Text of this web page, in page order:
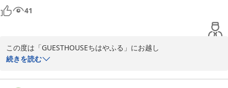
感じていただけて嬉しい限りです。
今回はご夫婦お二人でのご利用でしたが、ぜひ次回はご家族さまで
皆さまでまた違った楽しみ方とゆったりお過ごしいただけましたら
幸いです。
41
この度は「GUESTHOUSEちはやふる」にお越し
くださりありがとうございました。
続きを読む